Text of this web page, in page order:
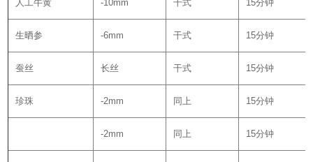
人工牛黄 -10mm 干式 15分钟
生晒参 -6mm 干式 15分钟
蚕丝 长丝 干式 15分钟
珍珠 -2mm 同上 15分钟
-2mm 同上 15分钟